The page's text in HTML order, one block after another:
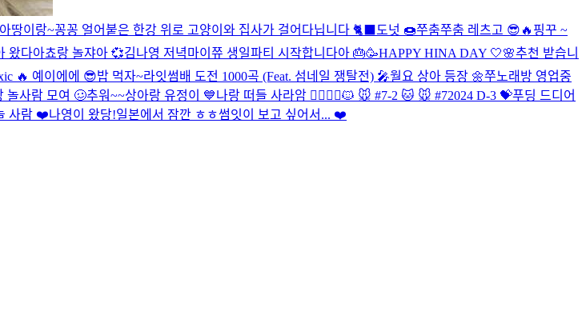
땅이랑~꽁꽁 얼어붙은 한강 위로 고양이와 집사가 걸어다닙니다 🐈‍⬛️ 도넛 🍩쭈춤쭈춤 레츠고 😎🔥 핑꾸 ~
왔다아쵸랑 놀쟈아 💞김나영 저녁마이쮸 생일파티 시작합니다아 🎂🥳HAPPY HINA DAY 🤍🌸추천 받습니
🔥 예이에에 😎밥 먹자~라잇썸배 도전 1000곡 (Feat. 섬네일 쟁탈전) 🎤월요 상아 등장 🌼쭈노래방 영업중
놀사람 모여 🥴추워~~상아랑 유정이 💙나랑 떠들 사라암 🙆‍♀️🙆‍♂️🐱 🐭 #7-2 🐱 🐭 #72024 D-3 💝푸딩 드디어
사람 ❤️나영이 왔당!일본에서 잠깐 ㅎㅎ썸잇이 보고 싶어서... ❤️